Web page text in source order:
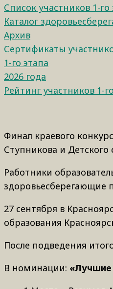
Список участников 1-го
Каталог
Архив
Сертификаты
1-го этапа
2026 года
Рейтинг участников 1-
Финал краевого
Ступникова и Детского
Работники
здоровьесберегающие
27 сентября в
образования
После подведения
В номинации: «Лучшие